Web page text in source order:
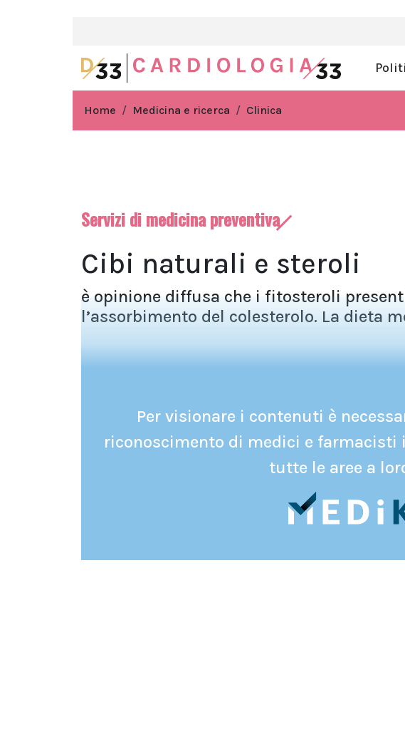
Home Medicina e ricerca Clinica
Servizi di medicina preventiva
Cibi naturali e steroli
è opinione diffusa che i fitosteroli
l’assorbimento del colesterolo. La dieta
Per visionare i contenuti è
riconoscimento di medici e farmacisti
tutte le aree a